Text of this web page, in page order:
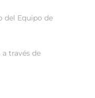
del Equipo de
a través de